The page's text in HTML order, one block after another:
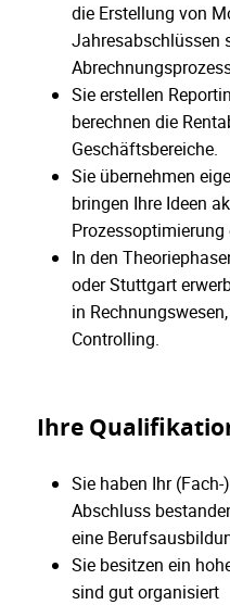
die Erstellung von
Jahresabschlüssen
Sie erstellen
berechnen die
Geschäftsbereiche.
Sie übernehmen
bringen Ihre Ideen
Prozessoptimierung
In den
oder Stuttgart
in
Controlling.
Ihre
Sie haben Ihr
Abschluss
eine
Sie besitzen ein
sind gut organisiert